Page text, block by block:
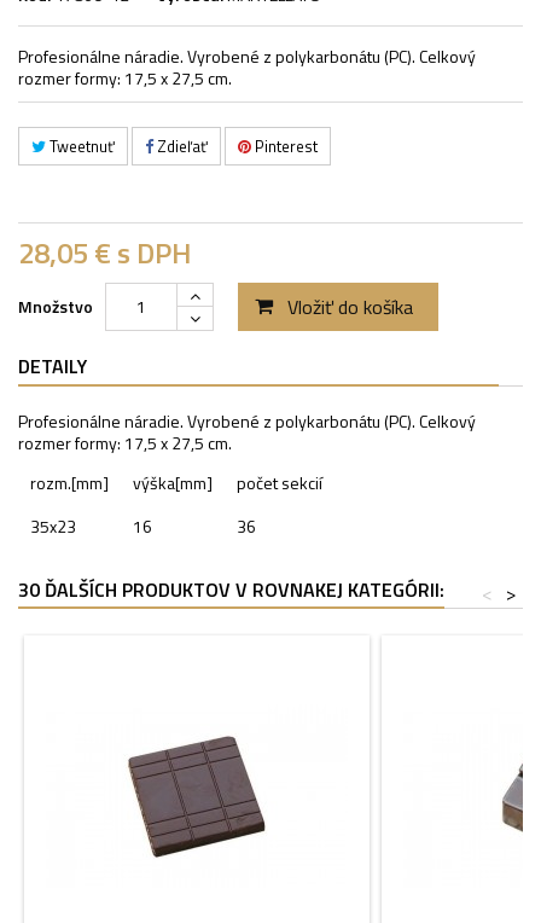
Profesionálne náradie. Vyrobené z polykarbonátu (PC). Celkový
rozmer formy: 17,5 x 27,5 cm.
Tweetnuť Zdieľať Pinterest
28,05 €s DPH
Množstvo Vložiť do košíka
DETAILY
Profesionálne náradie. Vyrobené z polykarbonátu (PC). Celkový
rozmer formy: 17,5 x 27,5 cm.
rozm.[mm]
výška[mm]
počet sekcií
35x23
16 36
30 ĎALŠÍCH PRODUKTOV V ROVNAKEJ KATEGÓRII: >
<